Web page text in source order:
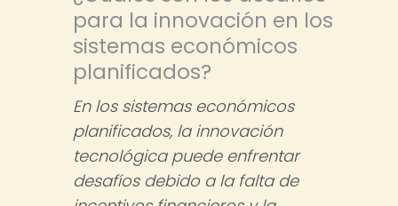
para la innovación en los
sistemas económicos
planificados?
En los sistemas económicos
planificados, la innovación
tecnológica puede enfrentar
desafíos debido a la falta de